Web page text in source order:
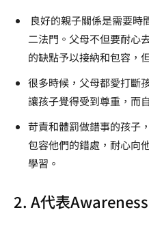
良好的親子關係是需要時
二法門。父母不但要耐心
的缺點予以接納和包容，
很多時候，父母都愛打斷
讓孩子覺得受到尊重，而
苛責和體罰做錯事的孩子
包容他們的錯處，耐心向
學習。
2. A代表